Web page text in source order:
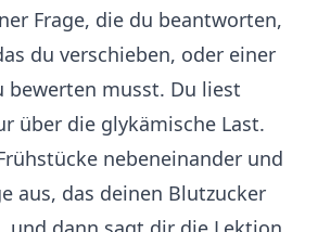
Frage, die du beantworten,
du verschieben, oder einer
bewerten musst. Du liest
über die glykämische Last.
nebeneinander und
aus, das deinen Blutzucker